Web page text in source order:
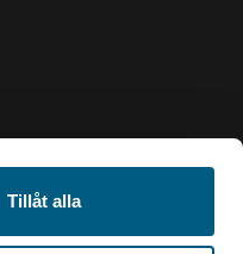
Tillåt alla